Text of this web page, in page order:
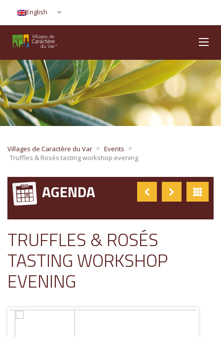
English
Villages de Caractère du Var > Events >
Truffles & Rosés tasting workshop evening
AGENDA
TRUFFLES & ROSÉS
TASTING WORKSHOP
EVENING